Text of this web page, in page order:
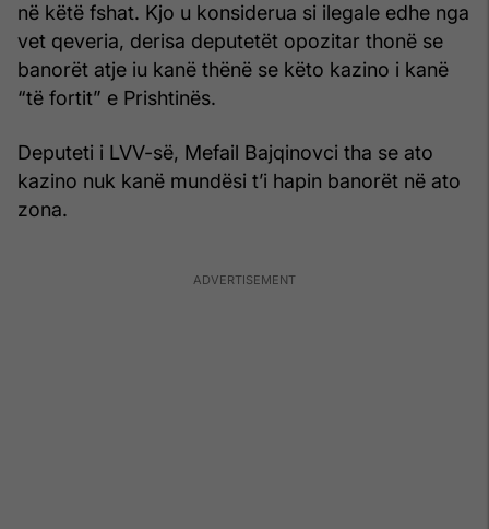
në këtë fshat. Kjo u konsiderua si ilegale edhe nga
vet qeveria, derisa deputetët opozitar thonë se
banorët atje iu kanë thënë se këto kazino i kanë
“të fortit” e Prishtinës.
Deputeti i LVV-së, Mefail Bajqinovci tha se ato
kazino nuk kanë mundësi t’i hapin banorët në ato
zona.